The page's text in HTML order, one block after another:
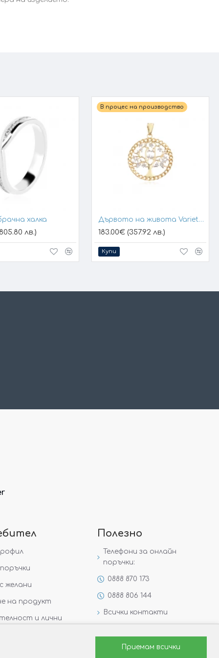
халка
лв.)
В процес на производство
Дървото на живота Variety 1
183.00€ (357.92 лв.)
Купи
желани
на продукт
и лични
Полезно
Телефони за онлайн
поръчки:
0888 870 173
0888 806 144
Всички контакти
Защо да изберете Victoria
Приемам всички